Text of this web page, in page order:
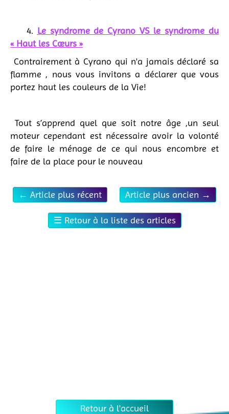
4. Le syndrome de Cyrano VS le syndrome du
« Haut les Cœurs »
Contrairement à Cyrano qui n'a jamais déclaré sa
flamme , nous vous invitons a déclarer que vous
portez haut les couleurs de la Vie!
Tout s’apprend quel que soit notre âge ,un seul
moteur cependant est nécessaire avoir la volonté
de faire le ménage de ce qui nous encombre et
faire de la place pour le nouveau
← Article plus récent Article plus ancien →
☰ Retour à la liste des articles
Retour à l'accueil